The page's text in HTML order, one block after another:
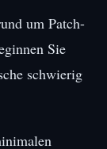
um Patch-
Sie
schwierig